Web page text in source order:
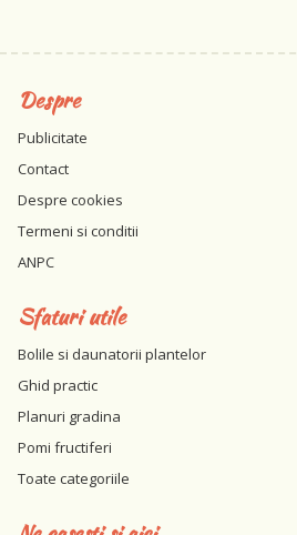
Despre
Publicitate
Contact
Despre cookies
Termeni si conditii
ANPC
Sfaturi utile
Bolile si daunatorii plantelor
Ghid practic
Planuri gradina
Pomi fructiferi
Toate categoriile